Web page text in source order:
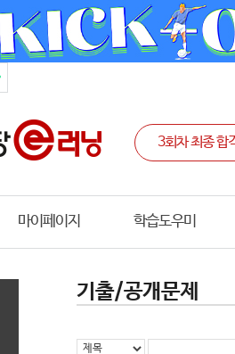
마이페이지 학습도우미
기출/공개문제